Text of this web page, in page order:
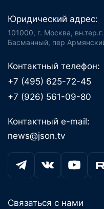
Юридический адрес:
101000, г. Москва,
Басманный, пер
Контактный телефон:
+7 (495) 625-72-45
+7 (926) 561-09-80
Контактный e-mail:
news@json.tv
Связаться с нами